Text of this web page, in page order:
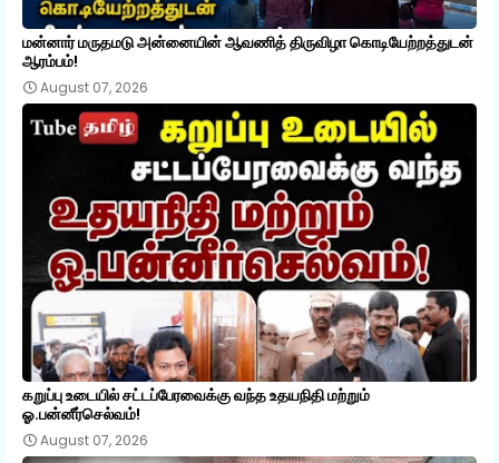
மன்னார் மருதமடு அன்னையின் ஆவணித் திருவிழா கொடியேற்றத்துடன்
ஆரம்பம்!
August 07, 2026
கறுப்பு உடையில் சட்டப்பேரவைக்கு வந்த உதயநிதி மற்றும்
ஓ.பன்னீர்செல்வம்!
August 07, 2026